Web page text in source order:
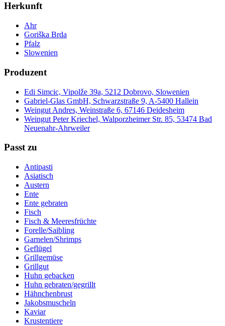
Herkunft
Ahr
Goriška Brda
Pfalz
Slowenien
Produzent
Edi Simcic, Vipolže 39a, 5212 Dobrovo, Slowenien
Gabriel-Glas GmbH, Schwarzstraße 9, A-5400 Hallein
Weingut Andres, Weinstraße 6, 67146 Deidesheim
Weingut Peter Kriechel, Walporzheimer Str. 85, 53474 Bad
Neuenahr-Ahrweiler
Passt zu
Antipasti
Asiatisch
Austern
Ente
Ente gebraten
Fisch
Fisch & Meeresfrüchte
Forelle/Saibling
Garnelen/Shrimps
Geflügel
Grillgemüse
Grillgut
Huhn gebacken
Huhn gebraten/gegrillt
Hähnchenbrust
Jakobsmuscheln
Kaviar
Krustentiere